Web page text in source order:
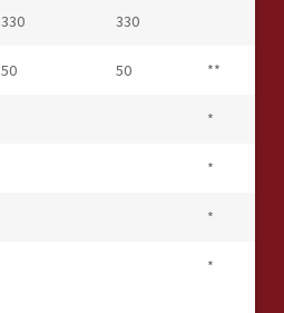
330 330
50 50 **
*
*
*
*